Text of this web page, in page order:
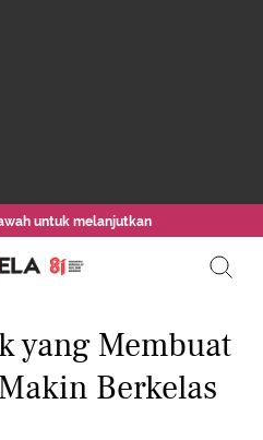
untuk melanjutkan
yang Membuat
Berkelas